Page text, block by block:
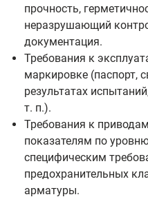
прочность,
неразрушающий
документация.
Требования к
маркировке (паспорт,
результатах
т. п.).
Требования к
показателям по
специфическим
предохранительных
арматуры.